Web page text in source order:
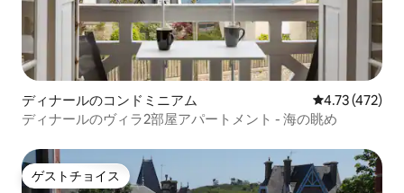
ディナールのコンドミニアム レビュー472
4.73 (472)
ディナールのヴィラ2部屋アパートメント - 海の眺め
ゲストチョイス
ゲストチョイス